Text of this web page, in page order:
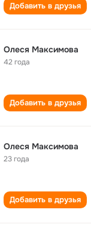
Добавить в друзья
Олеся Максимова
42 года
Добавить в друзья
Олеся Максимова
23 года
Добавить в друзья